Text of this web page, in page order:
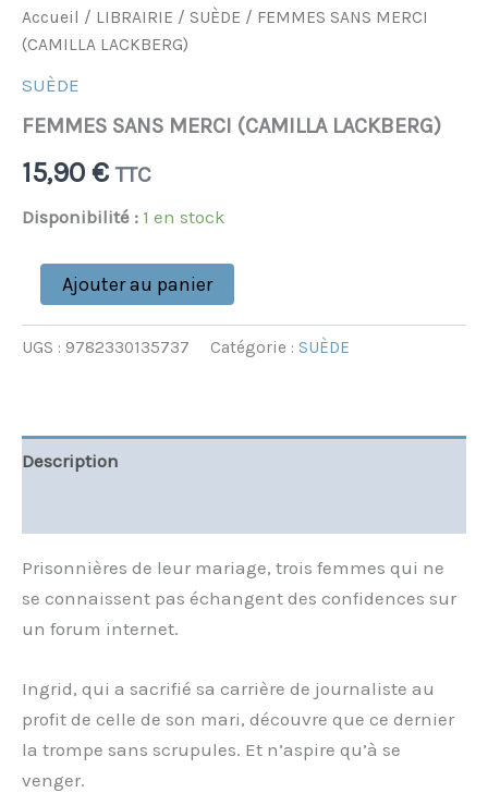
Accueil / LIBRAIRIE / SUÈDE / FEMMES SANS MERCI
(CAMILLA LACKBERG)
SUÈDE
FEMMES SANS MERCI (CAMILLA LACKBERG)
15,90 € TTC
Disponibilité : 1 en stock
Ajouter au panier
UGS : 9782330135737 Catégorie : SUÈDE
Description
Prisonnières de leur mariage, trois femmes qui ne
se connaissent pas échangent des confidences sur
un forum internet.
Ingrid, qui a sacrifié sa carrière de journaliste au
profit de celle de son mari, découvre que ce dernier
la trompe sans scrupules. Et n’aspire qu’à se
venger.